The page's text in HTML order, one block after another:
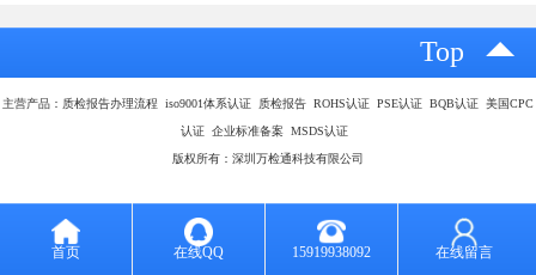
Top
主营产品：质检报告办理流程 iso9001体系认证 质检报告 ROHS认证 PSE认证 BQB认证 美国CPC
认证 企业标准备案 MSDS认证
版权所有：深圳万检通科技有限公司
首页 在线QQ 15919938092 在线留言